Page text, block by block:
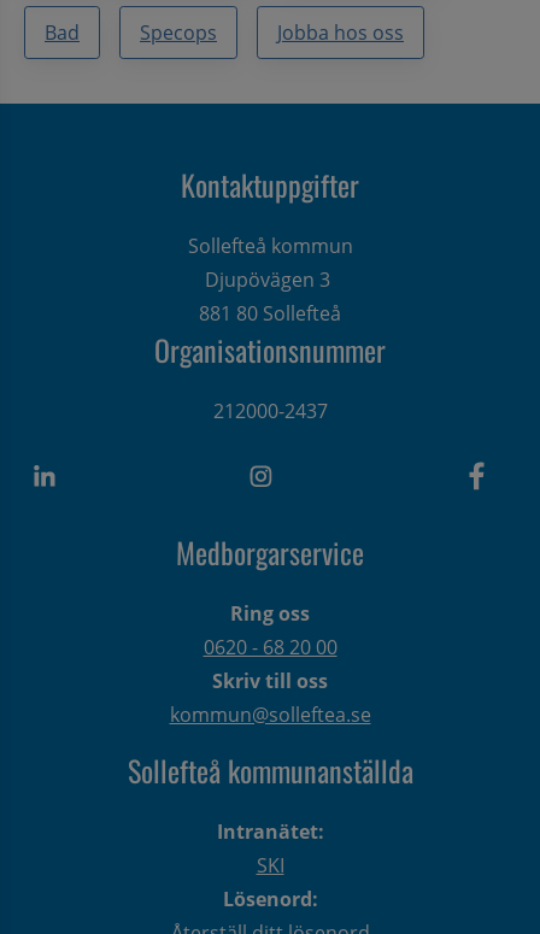
Bad Specops Jobba hos oss
Kontaktuppgifter
Sollefteå kommun
Djupövägen 3
881 80 Sollefteå
Organisationsnummer
212000-2437
Medborgarservice
Ring oss
0620 - 68 20 00
Skriv till oss
kommun@solleftea.se
Sollefteå kommunanställda
Intranätet:
SKI
Lösenord: